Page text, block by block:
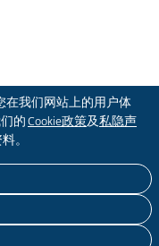
在我们网站上的用户体
的Cookie政策及私隐声
。
留一切版权。